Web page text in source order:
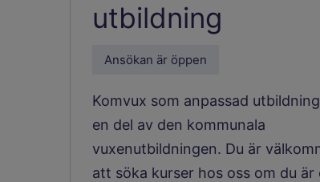
utbildning
Ansökan är öppen
Komvux som anpassad
en del av den kommunala
vuxenutbildningen. Du är
att söka kurser hos oss om du är